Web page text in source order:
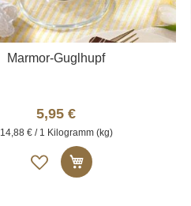
Marmor-Guglhupf
5,95 €
14,88 € / 1 Kilogramm (kg)
Auf
die
In den Warenkorb